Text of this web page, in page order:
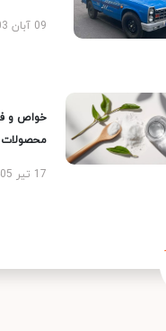
09 آبان 1403
خواص و
محصولات
17 تیر 1405